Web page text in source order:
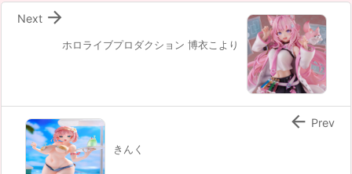
ホロライブプロダクション 博衣こより

Next
きんく
 Prev